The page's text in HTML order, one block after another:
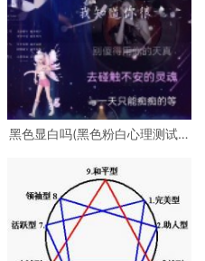
黑色显白吗(黑色粉白心理测试准